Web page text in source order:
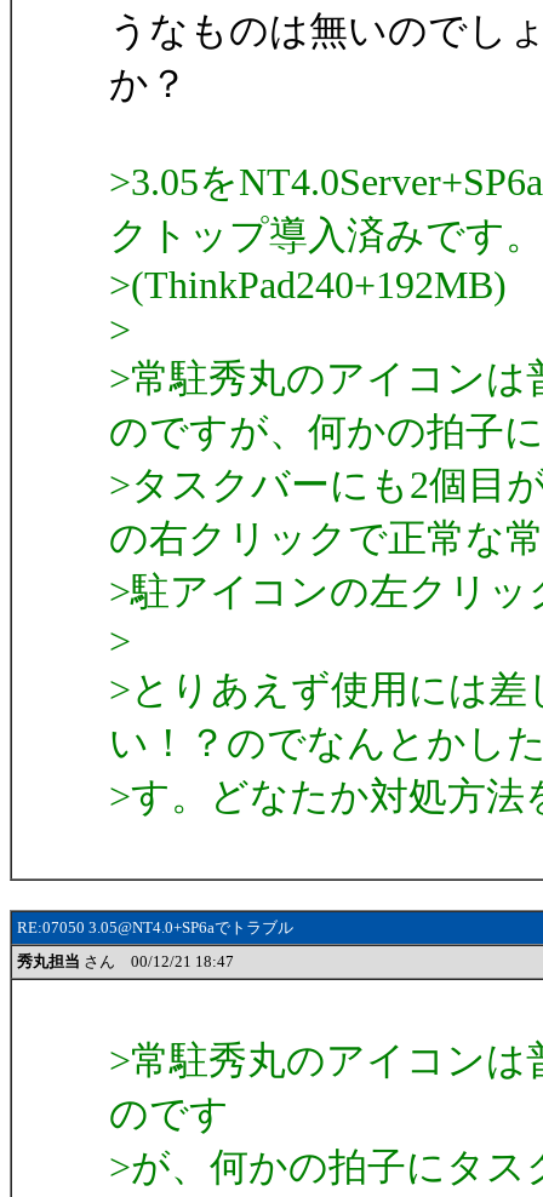
うなものは無いのでし
か？
>3.05を
クトップ導入済みです。
>(ThinkPad240+192MB)
>
>常駐秀丸のアイコン
のですが、何かの拍子に
>タスクバーにも2個目
の右クリックで正常な常
>駐アイコンの左クリ
>
>とりあえず使用には
い！？のでなんとかし
>す。どなたか対処方
RE:07050 3.05@NT4.0+SP6aでトラブル
秀丸担当 さん 00/12/21 18:47
>常駐秀丸のアイコン
のです
>が、何かの拍子にタ